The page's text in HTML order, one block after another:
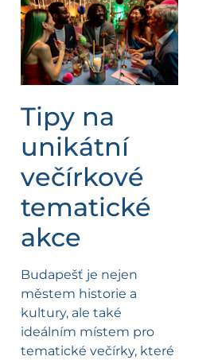
Tipy na
unikátní
večírkové
tematické
akce
Budapešť je nejen
městem historie a
kultury, ale také
ideálním místem pro
tematické večírky, které